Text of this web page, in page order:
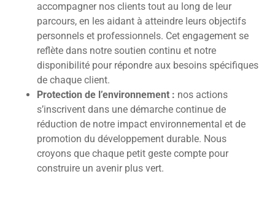
accompagner nos clients tout au long de leur
parcours, en les aidant à atteindre leurs objectifs
personnels et professionnels. Cet engagement se
reflète dans notre soutien continu et notre
disponibilité pour répondre aux besoins spécifiques
de chaque client.
Protection de l’environnement : nos actions
s’inscrivent dans une démarche continue de
réduction de notre impact environnemental et de
promotion du développement durable. Nous
croyons que chaque petit geste compte pour
construire un avenir plus vert.